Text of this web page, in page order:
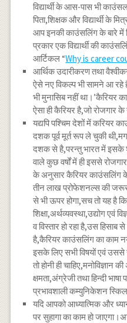
विद्यार्थी के आस-पास भी
पिता,शिक्षक और विद्यार्थी के
आप इनकी काउंसलिंग के बारे में
प्रकार एक विद्यार्थी की
आर्टिकल “Why is career
आर्थिक उदारीकरण तथा
ऐसे नए विकल्प भी सामने आ रहे
भी मुनासिब नहीं
ऐसा ही कैरियर है,जो रोजगार के
यद्यपि पश्चिम देशों में करियर
दशक पूर्व मूर्त रूप ले चुकी
दशक से है,परन्तु भारत में इसके
वाले कुछ वर्षों में ही इससे
के अनुसार कैरियर काउंसलिंग के
तीन लाख प्रोफेशनल्स की
से भी ऊपर होगा,सच तो यह है
शिक्षा,अर्थव्यवस्था,उद्योग एवं
व विस्तार हो रहा है,उस
है,कैरियर काउंसलिंग का काम
इसके लिए सभी विषयों एवं उससे
तो होनी ही
क्षमता,अंग्रेजी तथा हिन्दी
प्रभावशाली कम्युनिकेशन
यदि आपको आध्यात्मिक और
पर सुहागा का काम हो